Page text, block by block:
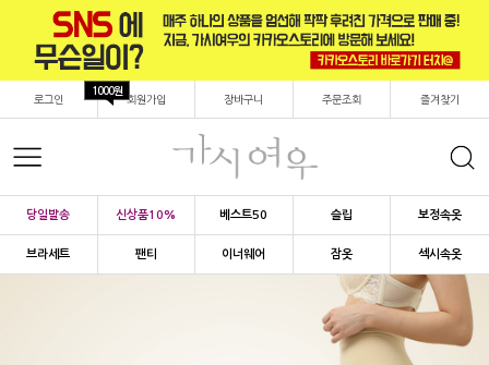
로그인 회원가입
1000원
장바구니 주문조회 즐겨찾기
당일발송 신상품10% 베스트50 슬립 보정속옷
브라세트 팬티 이너웨어 잠옷 섹시속옷